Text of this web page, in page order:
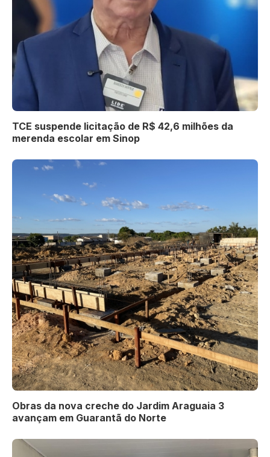
TCE suspende licitação de R$ 42,6 milhões da
merenda escolar em Sinop
Obras da nova creche do Jardim Araguaia 3
avançam em Guarantã do Norte